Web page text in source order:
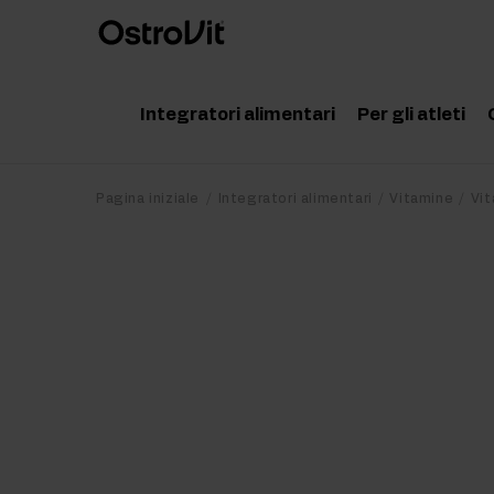
Integratori alimentari Per gli atleti
Pagina iniziale Integratori alimentari Vitamine